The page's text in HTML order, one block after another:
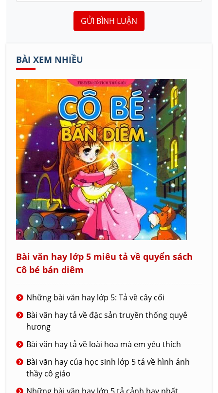
GỬI BÌNH LUẬN
BÀI XEM NHIỀU
Bài văn hay lớp 5 miêu tả về quyển sách
Cô bé bán diêm
Những bài văn hay lớp 5: Tả về cây cối
Bài văn hay tả về đặc sản truyền thống quyê
hương
Bài văn hay tả về loài hoa mà em yêu thích
Bài văn hay của học sinh lớp 5 tả về hình ảnh
thầy cô giáo
Những bài văn hay lớp 5 tả cảnh hay nhất